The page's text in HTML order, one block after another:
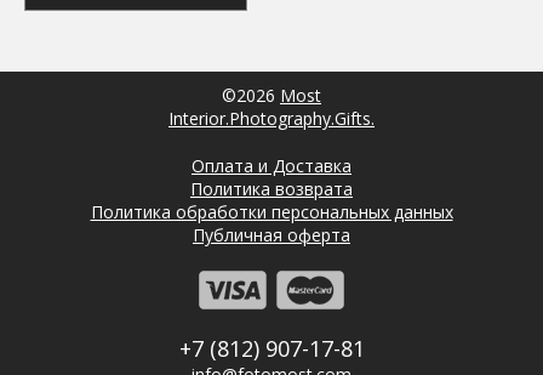
©2026 Most
Interior.Photography.Gifts.
Оплата и Доставка
Политика возврата
Политика обработки персональных данных
Публичная оферта
+7 (812) 907-17-81